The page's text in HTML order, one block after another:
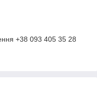
+38 093 405 35 28